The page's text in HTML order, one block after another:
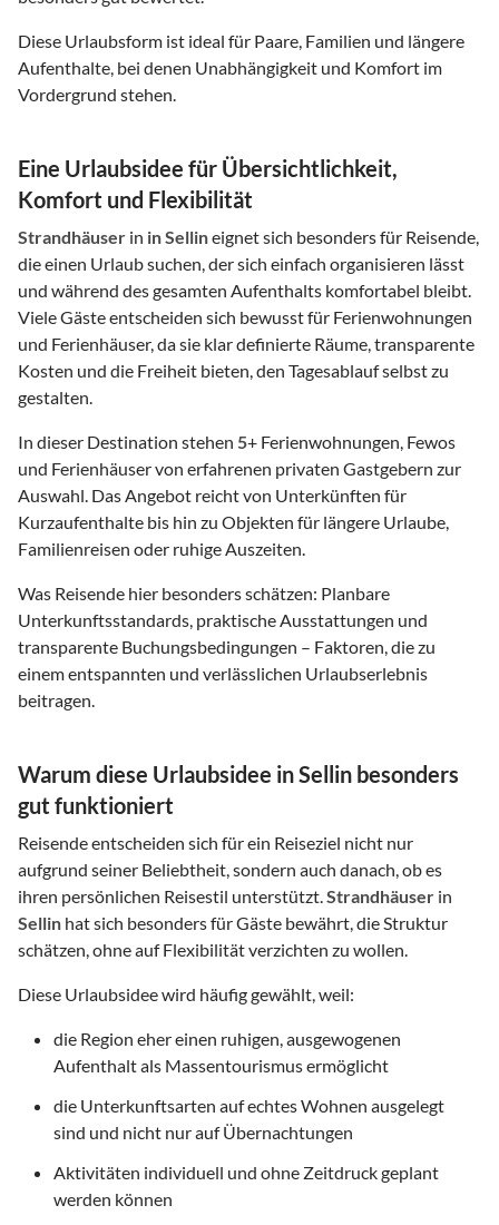
Diese Urlaubsform ist ideal für Paare, Familien und längere
Aufenthalte, bei denen Unabhängigkeit und Komfort im
Vordergrund stehen.
Eine Urlaubsidee für Übersichtlichkeit,
Komfort und Flexibilität
Strandhäuser in in Sellineignet sich besonders für Reisende,
die einen Urlaub suchen, der sich einfach organisieren lässt
und während des gesamten Aufenthalts komfortabel bleibt.
Viele Gäste entscheiden sich bewusst für Ferienwohnungen
und Ferienhäuser, da sie klar definierte Räume, transparente
Kosten und die Freiheit bieten, den Tagesablauf selbst zu
gestalten.
In dieser Destination stehen 5+ Ferienwohnungen, Fewos
und Ferienhäuser von erfahrenen privaten Gastgebern zur
Auswahl. Das Angebot reicht von Unterkünften für
Kurzaufenthalte bis hin zu Objekten für längere Urlaube,
Familienreisen oder ruhige Auszeiten.
Was Reisende hier besonders schätzen: Planbare
Unterkunftsstandards, praktische Ausstattungen und
transparente Buchungsbedingungen – Faktoren, die zu
einem entspannten und verlässlichen Urlaubserlebnis
beitragen.
Warum diese Urlaubsidee in Sellin besonders
gut funktioniert
Reisende entscheiden sich für ein Reiseziel nicht nur
aufgrund seiner Beliebtheit, sondern auch danach, ob es
ihren persönlichen Reisestil unterstützt.Strandhäuser in
Sellin hat sich besonders für Gäste bewährt, die Struktur
schätzen, ohne auf Flexibilität verzichten zu wollen.
Diese Urlaubsidee wird häufig gewählt, weil:
die Region eher einen ruhigen, ausgewogenen
Aufenthalt als Massentourismus ermöglicht
die Unterkunftsarten auf echtes Wohnen ausgelegt
sind und nicht nur auf Übernachtungen
Aktivitäten individuell und ohne Zeitdruck geplant
werden können